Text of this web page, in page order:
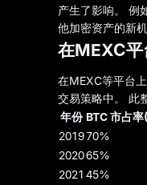
产生了影响。 例
他加密资产的新机
在MEXC平
在MEXC等平台
交易策略中。 此
年份 BTC 市占
201970%
202065%
2021 45%